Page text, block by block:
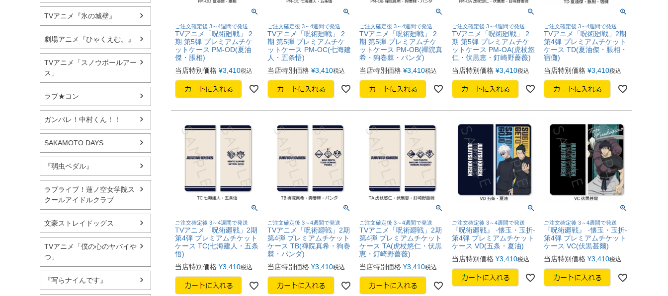
TVアニメ『氷の城壁』
劇場アニメ『ひゃくえむ。』
TVアニメ「スノウボールアー
ス」
ラブ★コン
ガンバレ！中村くん！！
SAKAMOTO DAYS
『弱虫ペダル』
ラブライブ！蓮ノ空女学院ス
クールアイドルクラブ
文豪ストレイドッグス
TVアニメ「僕の心のヤバイや
つ」
『写らナイんです』
ご注文確定後 3～4週間で発送
TVアニメ「呪術廻戦」 2
期 第5弾 プレミアムチケ
ットケース PM-OD(夏油
傑・脹相)
当店特別価格 ¥3,410税込
ご注文確定後 3～4週間で発送
TVアニメ「呪術廻戦」 2
期 第5弾 プレミアムチケ
ットケース PM-OC(七海建
人・五条悟)
当店特別価格 ¥3,410税込
ご注文確定後 3～4週間で発送
TVアニメ「呪術廻戦」 2
期 第5弾 プレミアムチケ
ットケース PM-OB(禪院真
希・狗巻棘・パンダ)
当店特別価格 ¥3,410税込
ご注文確定後 3～4週間で発送
TVアニメ「呪術廻戦」 2
期 第5弾 プレミアムチケ
ットケース PM-OA(虎杖悠
仁・伏黒恵・釘崎野薔薇)
当店特別価格 ¥3,410税込
ご注文確定後 3～4週間で発送
TVアニメ「呪術廻戦」2期
第4弾 プレミアムチケット
ケース TD(夏油傑・脹相・
宿儺)
当店特別価格 ¥3,410税込
ご注文確定後 3～4週間で発送
TVアニメ「呪術廻戦」2期
第4弾 プレミアムチケット
ケース TC(七海建人・五条
悟)
当店特別価格 ¥3,410税込
ご注文確定後 3～4週間で発送
TVアニメ「呪術廻戦」2期
第4弾 プレミアムチケット
ケース TB(禪院真希・狗巻
棘・パンダ)
当店特別価格 ¥3,410税込
ご注文確定後 3～4週間で発送
TVアニメ「呪術廻戦」2期
第4弾 プレミアムチケット
ケース TA(虎杖悠仁・伏黒
恵・釘崎野薔薇)
当店特別価格 ¥3,410税込
ご注文確定後 3～4週間で発送
『呪術廻戦』 -懐玉・玉折-
第4弾 プレミアムチケット
ケース VD(五条・夏油)
当店特別価格 ¥3,410税込
ご注文確定後 3～4週間で発送
『呪術廻戦』 -懐玉・玉折-
第4弾 プレミアムチケット
ケース VC(伏黒甚爾)
当店特別価格 ¥3,410税込